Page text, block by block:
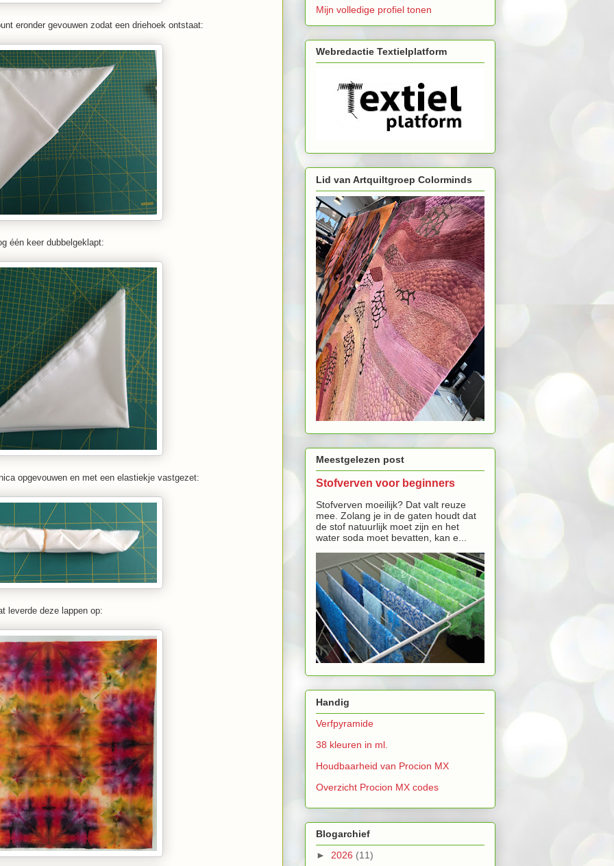
eronder gevouwen zodat een driehoek ontstaat:
één keer dubbelgeklapt:
opgevouwen en met een elastiekje vastgezet:
leverde deze lappen op:
Mijn volledige profiel tonen
Webredactie Textielplatform
Lid van Artquiltgroep Colorminds
Meestgelezen post
Stofverven voor beginners
Stofverven moeilijk? Dat valt reuze
mee. Zolang je in de gaten houdt dat
de stof natuurlijk moet zijn en het
water soda moet bevatten, kan e...
Handig
Verfpyramide
38 kleuren in ml.
Houdbaarheid van Procion MX
Overzicht Procion MX codes
Blogarchief
► 2026 (11)